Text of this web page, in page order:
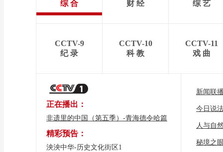
综 合
财 经
综 艺
CCTV-9
纪 录
CCTV-10
科 教
CCTV-11
戏 曲
正在播出：
非遗里的中国（第五季）-青海德令哈篇
精彩预告：
泱泱中华-历史文化街区1
新闻联
今日说
人与自
秘境之